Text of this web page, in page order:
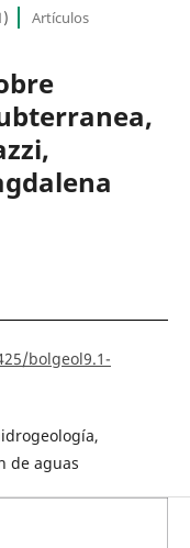
Artículos
bolgeol9.1-
de aguas